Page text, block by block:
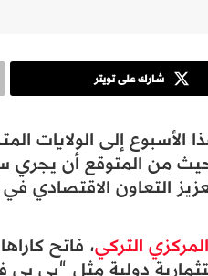
شارك على تويتر
إلى الولايات
حيث من المتوقع أن
التعاون الاقتصادي في
التركي، فاتح